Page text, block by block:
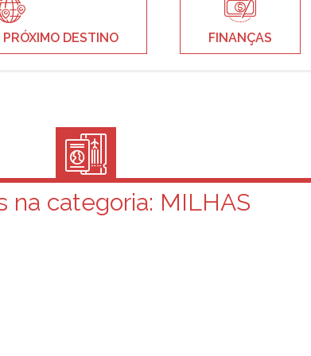
DESTINO FINANÇAS
na categoria: MILHAS